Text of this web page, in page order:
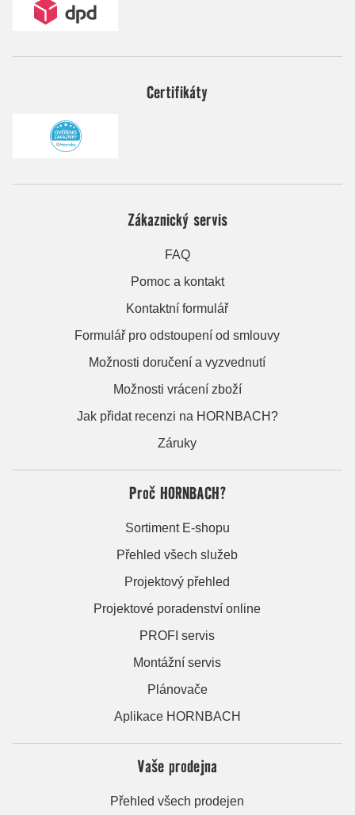
Certifikáty
Zákaznický servis
FAQ
Pomoc a kontakt
Kontaktní formulář
Formulář pro odstoupení od smlouvy
Možnosti doručení a vyzvednutí
Možnosti vrácení zboží
Jak přidat recenzi na HORNBACH?
Záruky
Proč HORNBACH?
Sortiment E-shopu
Přehled všech služeb
Projektový přehled
Projektové poradenství online
PROFI servis
Montážní servis
Plánovače
Aplikace HORNBACH
Vaše prodejna
Přehled všech prodejen